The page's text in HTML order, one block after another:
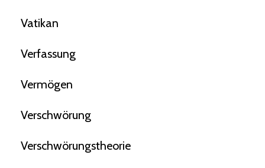
Vatikan
Verfassung
Vermögen
Verschwörung
Verschwörungstheorie